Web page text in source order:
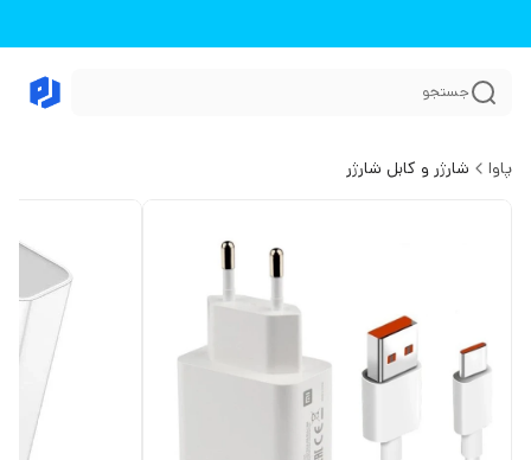
جستجو
پاوا شارژر و کابل شارژر